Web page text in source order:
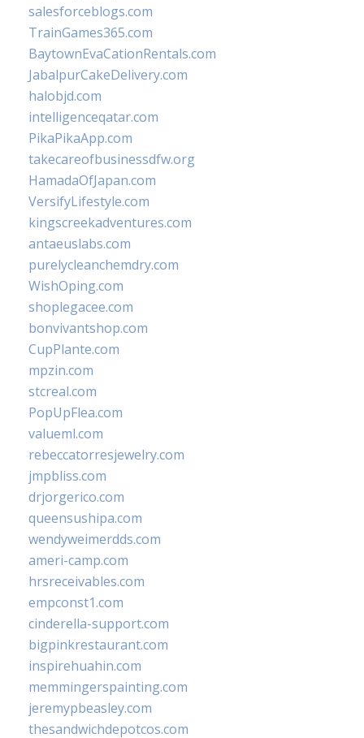
salesforceblogs.com
TrainGames365.com
BaytownEvaCationRentals.com
JabalpurCakeDelivery.com
halobjd.com
intelligenceqatar.com
PikaPikaApp.com
takecareofbusinessdfw.org
HamadaOfJapan.com
VersifyLifestyle.com
kingscreekadventures.com
antaeuslabs.com
purelycleanchemdry.com
WishOping.com
shoplegacee.com
bonvivantshop.com
CupPlante.com
mpzin.com
stcreal.com
PopUpFlea.com
valueml.com
rebeccatorresjewelry.com
jmpbliss.com
drjorgerico.com
queensushipa.com
wendyweimerdds.com
ameri-camp.com
hrsreceivables.com
empconst1.com
cinderella-support.com
bigpinkrestaurant.com
inspirehuahin.com
memmingerspainting.com
jeremypbeasley.com
thesandwichdepotcos.com